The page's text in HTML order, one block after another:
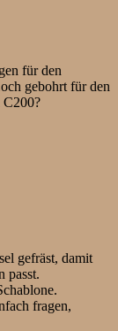
für den
gebohrt für den
C200?
gefräst, damit
passt.
fragen,